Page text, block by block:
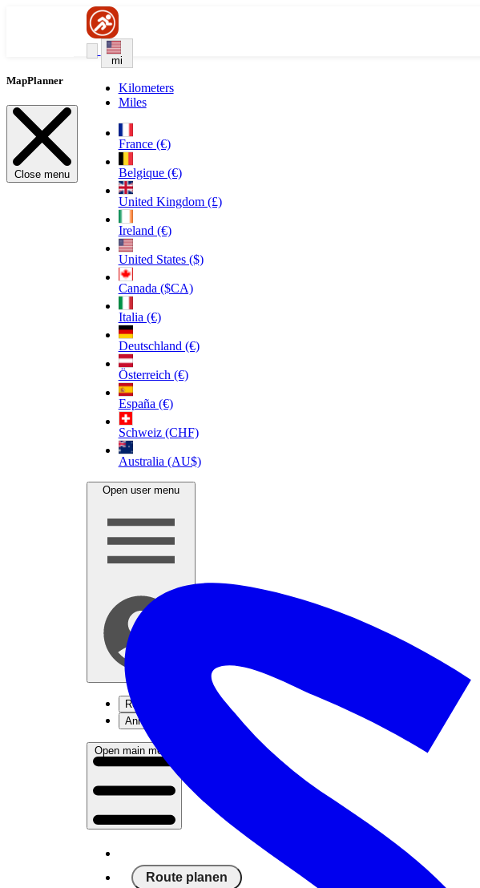
mi
Kilometers
Miles
France (€)
Belgique (€)
United Kingdom (£)
Ireland (€)
United States ($)
Canada ($CA)
Italia (€)
Deutschland (€)
Österreich (€)
España (€)
Schweiz (CHF)
Australia (AU$)
Open user menu
Registrieren
Anmelden
Open main menu
Route planen
MapPlanner
Close menu